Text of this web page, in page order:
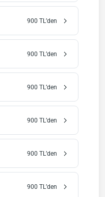
900 TL’den
900 TL’den
900 TL’den
900 TL’den
900 TL’den
900 TL’den